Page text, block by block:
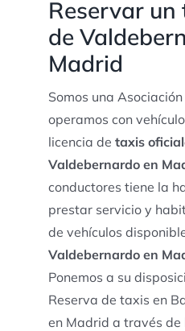
Reservar
de
Madrid
Somos una
operamos con
licencia de taxis
Valdebernardo en
conductores tiene la
prestar servicio y
de vehículos
Valdebernardo en
Ponemos a su
Reserva de taxis en
en Madrid a través